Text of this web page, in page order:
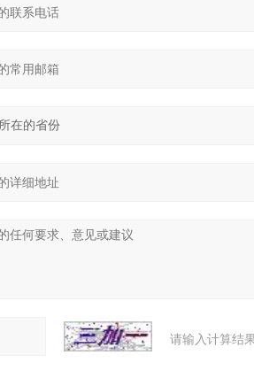
请输入计算结